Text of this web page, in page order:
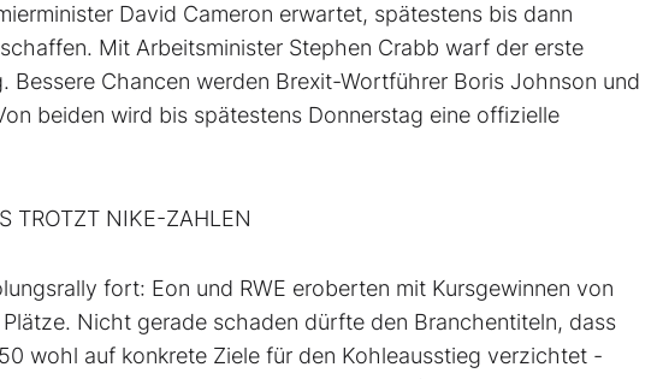
David Cameron erwartet, spätestens bis dann
Mit Arbeitsminister Stephen Crabb warf der erste
Bessere Chancen werden Brexit-Wortführer Boris Johnson und
beiden wird bis spätestens Donnerstag eine offizielle
TROTZT NIKE-ZAHLEN
fort: Eon und RWE eroberten mit Kursgewinnen von
Nicht gerade schaden dürfte den Branchentiteln, dass
wohl auf konkrete Ziele für den Kohleausstieg verzichtet -